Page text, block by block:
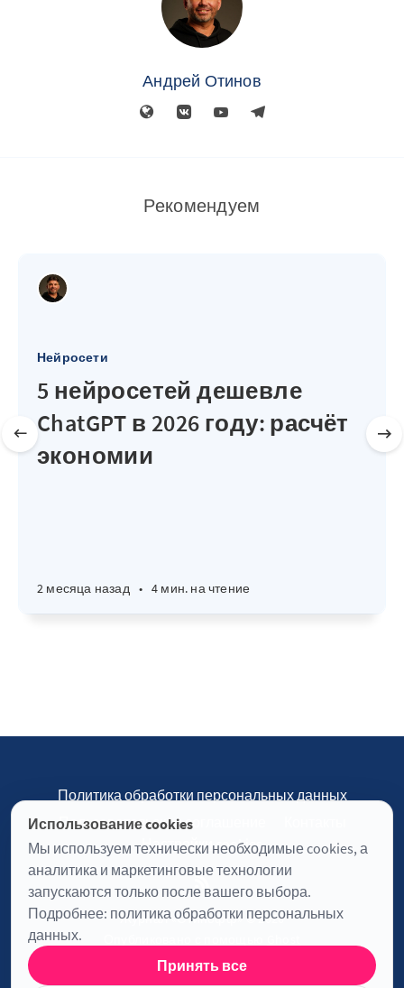
Андрей Отинов
Рекомендуем
Нейросети
5 нейросетей дешевле
ChatGPT в 2026 году: расчёт
экономии
2 месяца назад • 4 мин. на чтение
Использование cookies
Мы используем технически необходимые cookies, а
аналитика и маркетинговые технологии
запускаются только после вашего выбора.
Подробнее: политика обработки персональных
данных.
Принять все
Политика обработки персональных данных
Пользовательское соглашение
Настройки cookies
Журнал «Отинофф» © 2026
Информация о лицензии JavaScript